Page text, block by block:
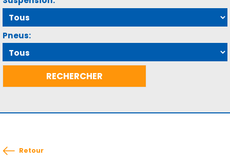
Pneus:
Retour